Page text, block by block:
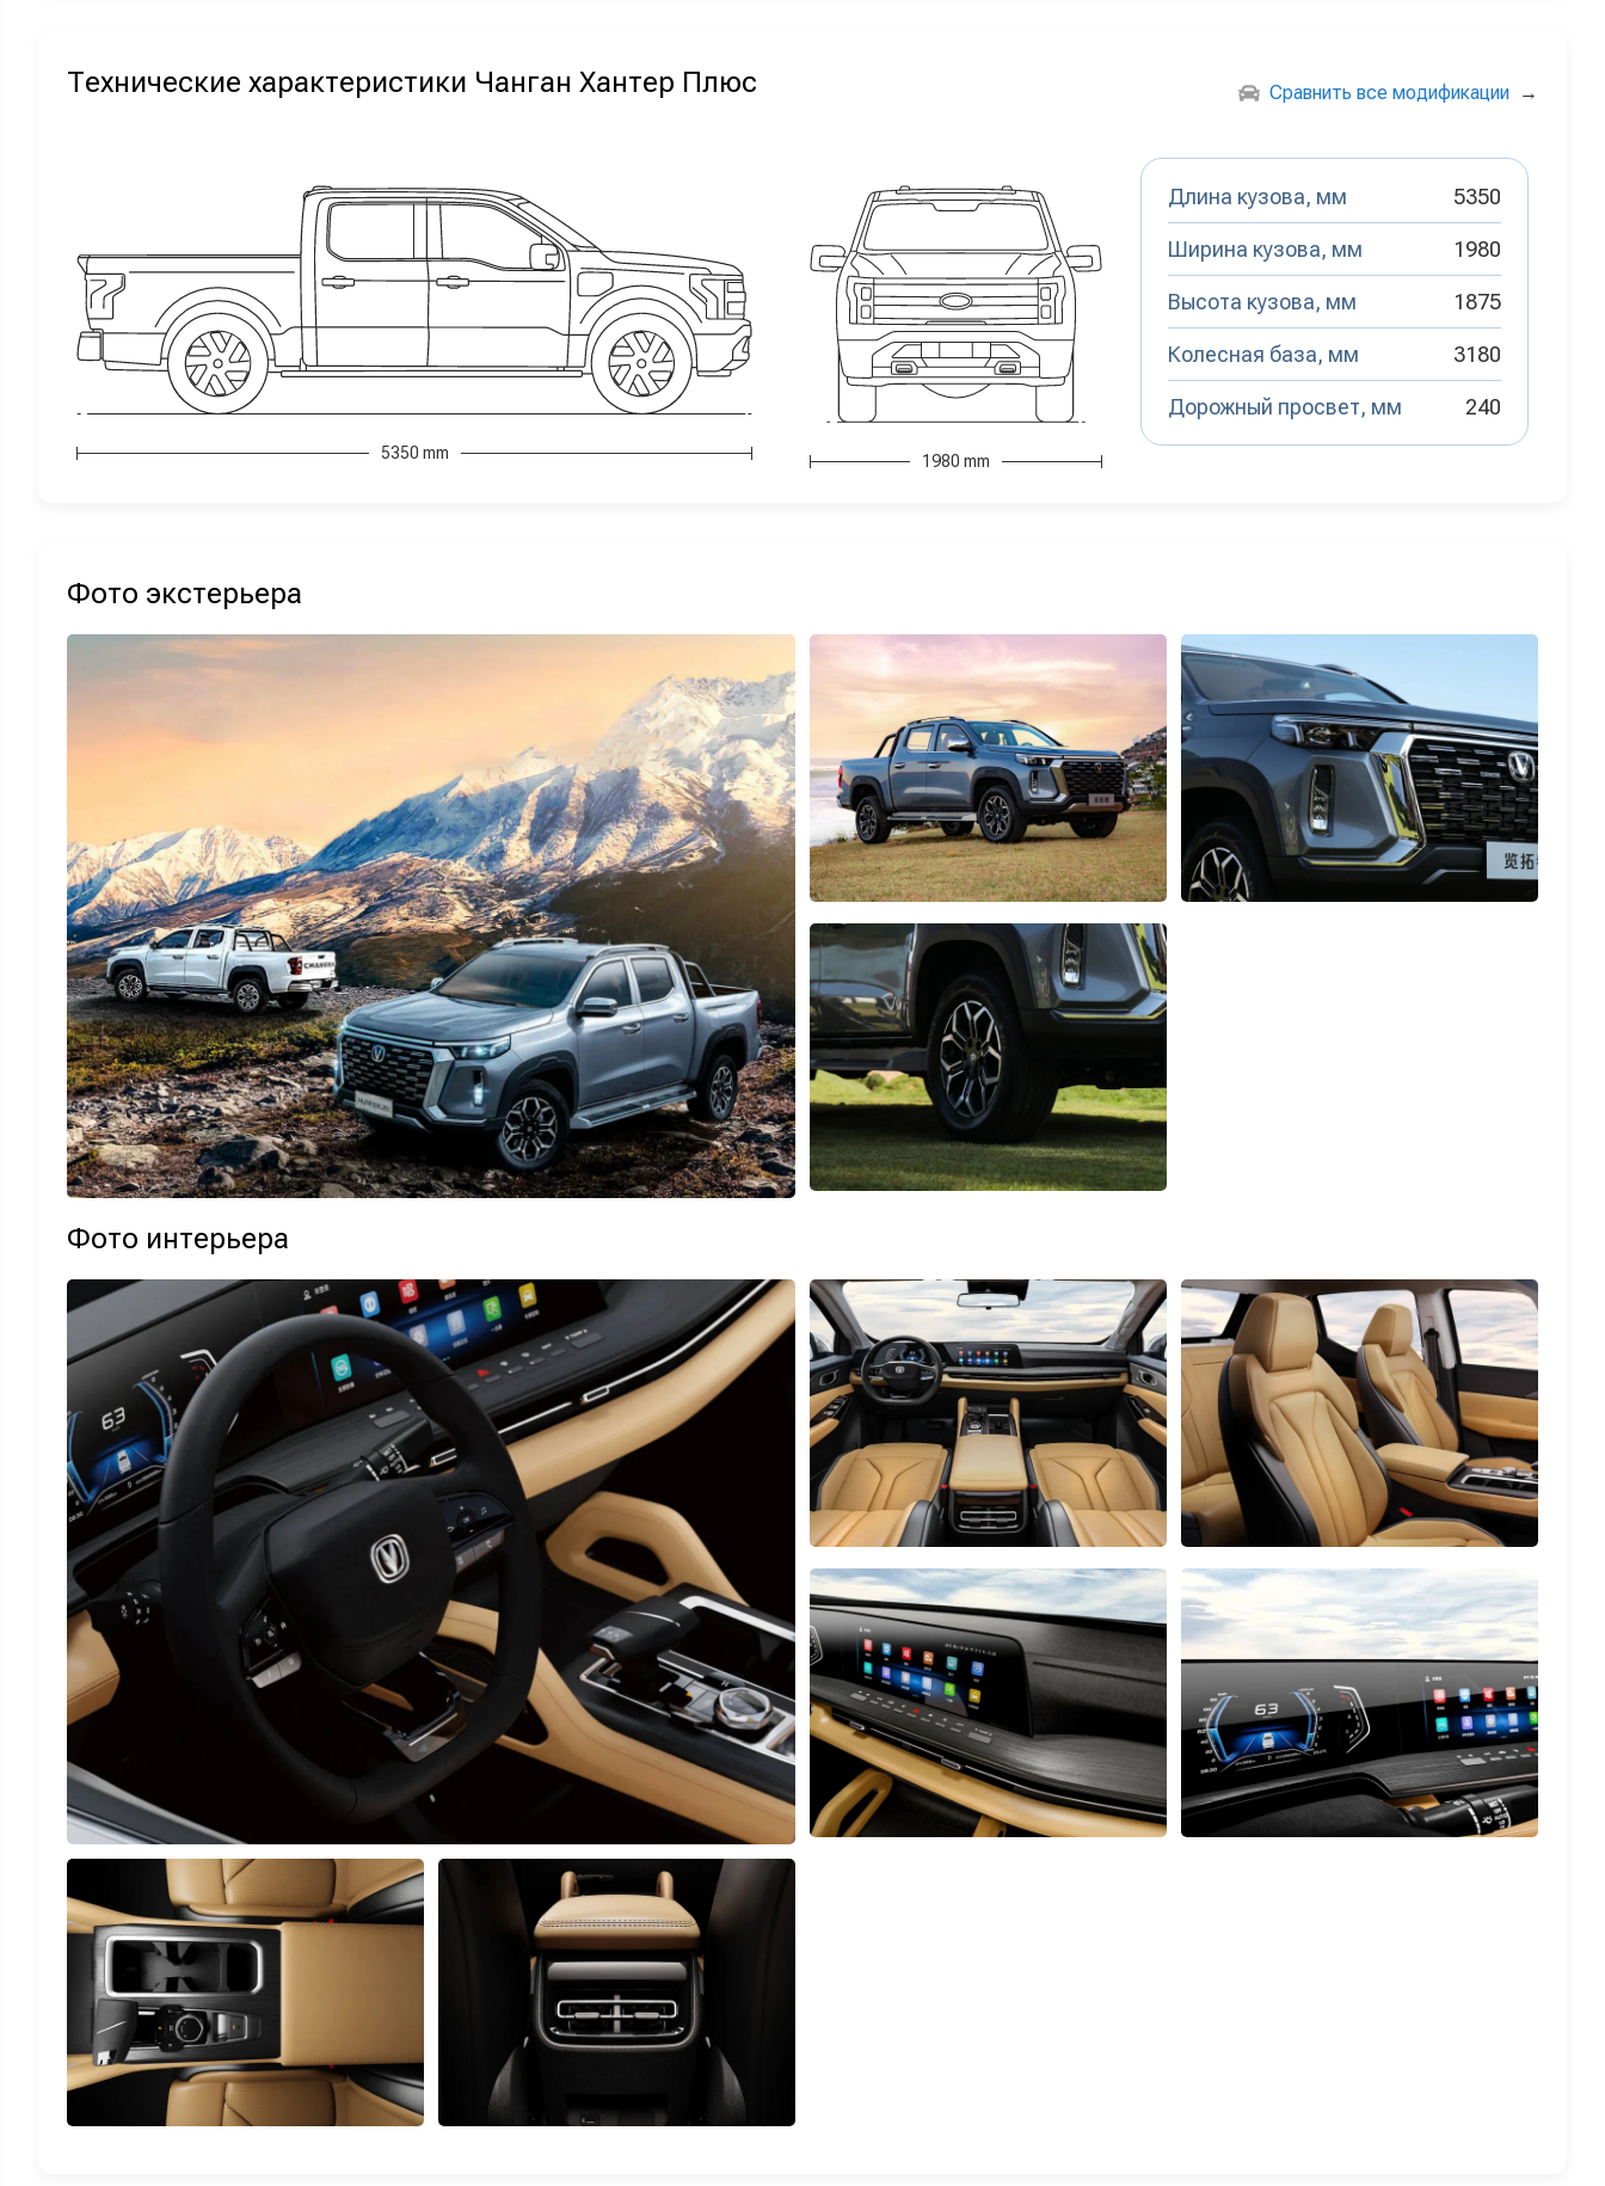
Технические характеристики Чанган Хантер Плюс Сравнить все модификации →
5350 mm 1980 mm
Длина кузова, мм 5350
Ширина кузова, мм 1980
Высота кузова, мм 1875
Колесная база, мм 3180
Дорожный просвет, мм 240
Фото экстерьера
Фото интерьера